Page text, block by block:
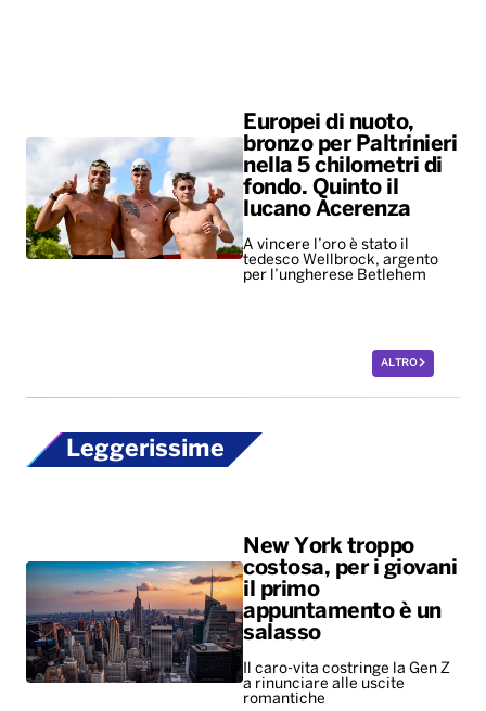
Europei di nuoto,
bronzo per Paltrinieri
nella 5 chilometri di
fondo. Quinto il
lucano Acerenza
A vincere l’oro è stato il
tedesco Wellbrock, argento
per l’ungherese Betlehem
ALTRO
Leggerissime
New York troppo
costosa, per i giovani
il primo
appuntamento è un
salasso
Il caro-vita costringe la Gen Z
a rinunciare alle uscite
romantiche